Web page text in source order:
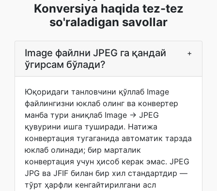
Konversiya haqida tez-tez
so'raladigan savollar
Image файлни JPEG га қандай
ўгирсам бўлади?
+
Юқоридаги танловчини қўллаб Image
файлингизни юклаб олинг ва конвертер
манба тури аниқлаб Image → JPEG
қувурини ишга туширади. Натижа
конвертация тугаганида автоматик тарзда
юклаб олинади; бир марталик
конвертация учун ҳисоб керак эмас. JPEG
JPG ва JFIF билан бир хил стандартдир —
тўрт ҳарфли кенгайтирилгани асл